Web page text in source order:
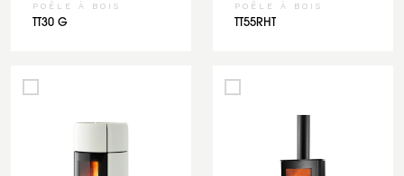
POÊLE À BOIS
TT30 G
POÊLE À BOIS
TT55RHT